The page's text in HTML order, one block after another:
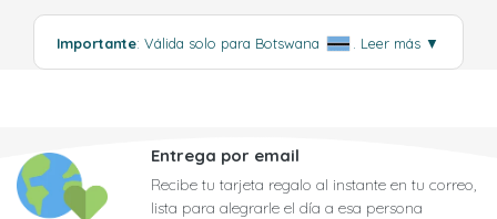
Importante: Válida solo para Botswana Leer más ▼
Entrega por email
Recibe tu tarjeta regalo al instante en tu correo,
lista para alegrarle el día a esa persona